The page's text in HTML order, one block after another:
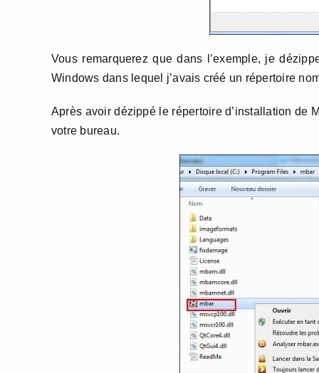
Vous remarquerez que dans l’exemple, je
Windows dans lequel j’avais créé un répertoire
Après avoir dézippé le répertoire d’installation de
votre bureau.